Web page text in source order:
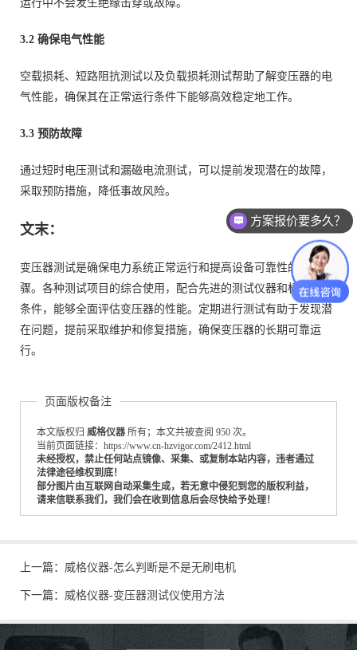
运行中不会发生绝缘击穿或故障。
3.2 确保电气性能
空载损耗、短路阻抗测试以及负载损耗测试帮助了解变压器的电
气性能，确保其在正常运行条件下能够高效稳定地工作。
3.3 预防故障
通过短时电压测试和漏磁电流测试，可以提前发现潜在的故障，
采取预防措施，降低事故风险。
文末：
变压器测试是确保电力系统正常运行和提高设备可靠性的关键步
骤。各种测试项目的综合使用，配合先进的测试仪器和标准测试
条件，能够全面评估变压器的性能。定期进行测试有助于发现潜
在问题，提前采取维护和修复措施，确保变压器的长期可靠运
行。
页面版权备注
本文版权归 威格仪器 所有；本文共被查阅 950 次。
当前页面链接：https://www.cn-hzvigor.com/2412.html
未经授权，禁止任何站点镜像、采集、或复制本站内容，违者通过
法律途径维权到底！
部分图片由互联网自动采集生成，若无意中侵犯到您的版权利益，
请来信联系我们，我们会在收到信息后会尽快给予处理！
上一篇： 威格仪器-怎么判断是不是无刷电机
下一篇： 威格仪器-变压器测试仪使用方法
方案报价要多久？